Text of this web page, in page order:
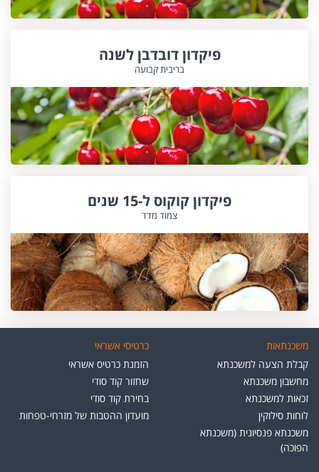
פיקדון דובדבן לשנה
בריבית קבועה
פיקדון קוקוס ל-15 שנים
צמוד מדד
משכנתאות
קבלת הצעה למשכנתא
מחשבון משכנתא
זכאות למשכנתא
לוחות סילוקין
משכנתא פנסיונית (משכנתא
הפוכה)
כרטיסי אשראי
הזמנת כרטיס אשראי
שחזור קוד סודי
בחירת קוד סודי
מועדון ההטבות של מזרחי-טפחות